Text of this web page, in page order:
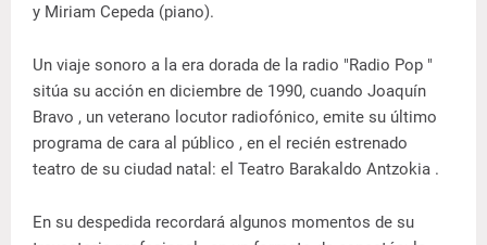
y Miriam Cepeda (piano).
Un viaje sonoro a la era dorada de la radio "Radio Pop "
sitúa su acción en diciembre de 1990, cuando Joaquín
Bravo , un veterano locutor radiofónico, emite su último
programa de cara al público , en el recién estrenado
teatro de su ciudad natal: el Teatro Barakaldo Antzokia .
En su despedida recordará algunos momentos de su